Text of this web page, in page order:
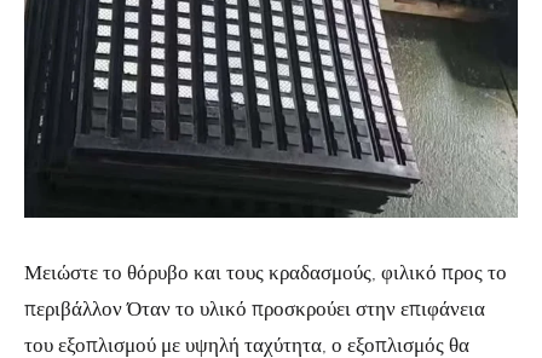
Μειώστε το θόρυβο και τους κραδασμούς, φιλικό προς το
περιβάλλον Όταν το υλικό προσκρούει στην επιφάνεια
του εξοπλισμού με υψηλή ταχύτητα, ο εξοπλισμός θα